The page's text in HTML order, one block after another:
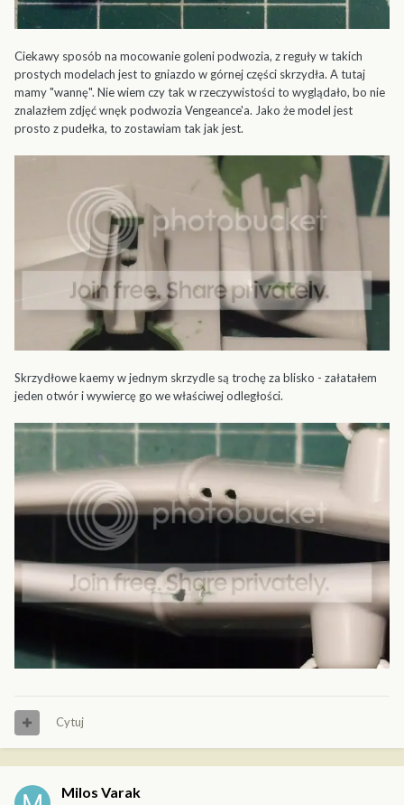
Ciekawy sposób na mocowanie goleni podwozia, z reguły w takich
prostych modelach jest to gniazdo w górnej części skrzydła. A tutaj
mamy "wannę". Nie wiem czy tak w rzeczywistości to wyglądało, bo nie
znalazłem zdjęć wnęk podwozia Vengeance'a. Jako że model jest
prosto z pudełka, to zostawiam tak jak jest.
Skrzydłowe kaemy w jednym skrzydle są trochę za blisko - załatałem
jeden otwór i wywiercę go we właściwej odległości.
Cytuj
Milos Varak